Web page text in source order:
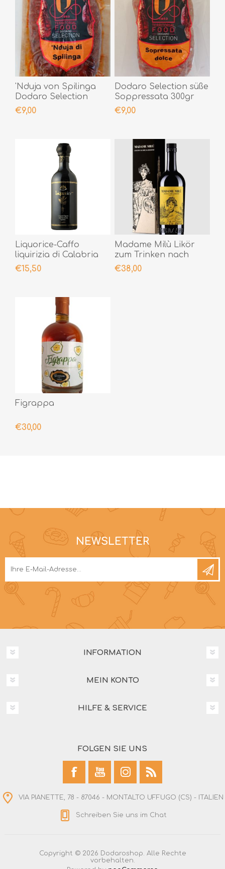
'Nduja von Spilinga
Dodaro Selection
400gr
€9,00
Dodaro Selection süße
Soppressata 300gr
€9,00
Liquorice-Caffo
liquirizia di Calabria
50cl
€15,50
Madame Milù Likör
zum Trinken nach
Bedarf
€38,00
Figrappa
€30,00
NEWSLETTER
INFORMATION
MEIN KONTO
HILFE & SERVICE
FOLGEN SIE UNS
VIA PIANETTE, 78 - 87046 - MONTALTO UFFUGO (CS) - ITALIEN
Schreiben Sie uns im Chat
Copyright © 2026 Dodaroshop. Alle Rechte
vorbehalten.